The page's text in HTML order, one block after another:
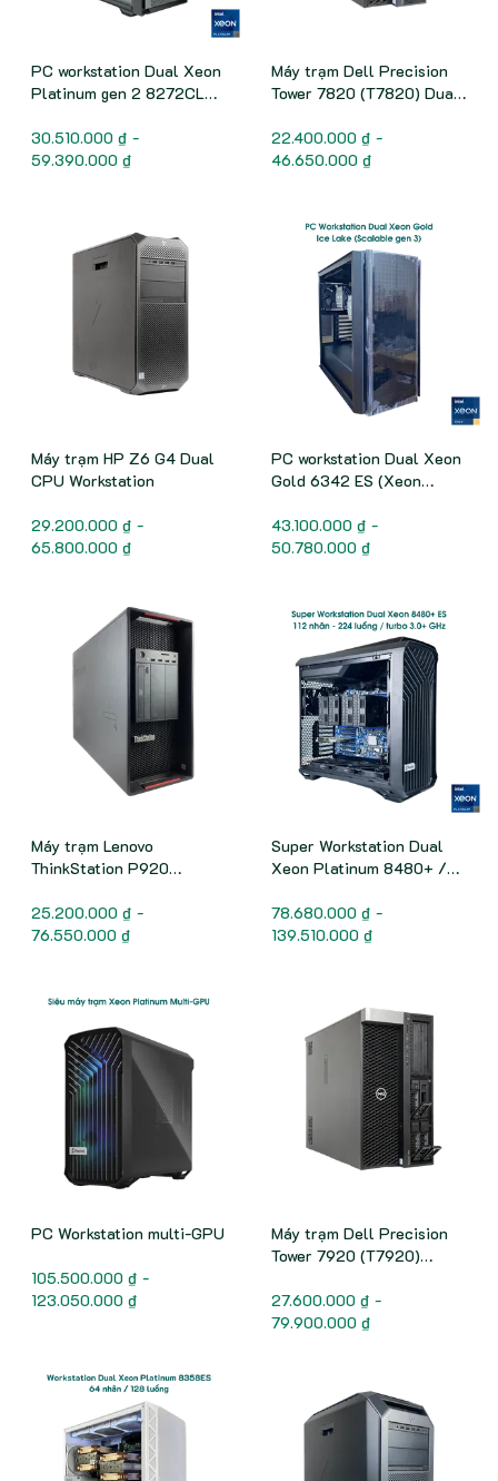
PC workstation Dual Xeon
Platinum gen 2 8272CL
30.510.000 ₫ -
59.390.000 ₫
Máy trạm Dell Precision
Tower 7820 (T7820) Dual
22.400.000 ₫ -
46.650.000 ₫
Máy trạm HP Z6 G4 Dual
CPU Workstation
29.200.000 ₫ -
65.800.000 ₫
PC workstation Dual Xeon
Gold 6342 ES (Xeon
43.100.000 ₫ -
50.780.000 ₫
Máy trạm Lenovo
ThinkStation P920
25.200.000 ₫ -
76.550.000 ₫
Super Workstation Dual
Xeon Platinum 8480+ /
turbo all cores 3.0+ GHz
78.680.000 ₫ -
139.510.000 ₫
PC Workstation multi-GPU
105.500.000 ₫ -
123.050.000 ₫
Máy trạm Dell Precision
Tower 7920 (T7920)
27.600.000 ₫ -
79.900.000 ₫